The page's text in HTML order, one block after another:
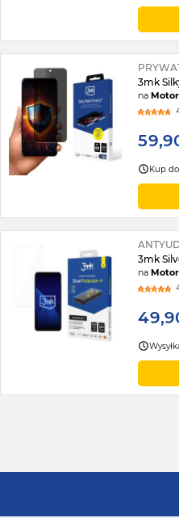
3mk
na
Kup
3mk
na